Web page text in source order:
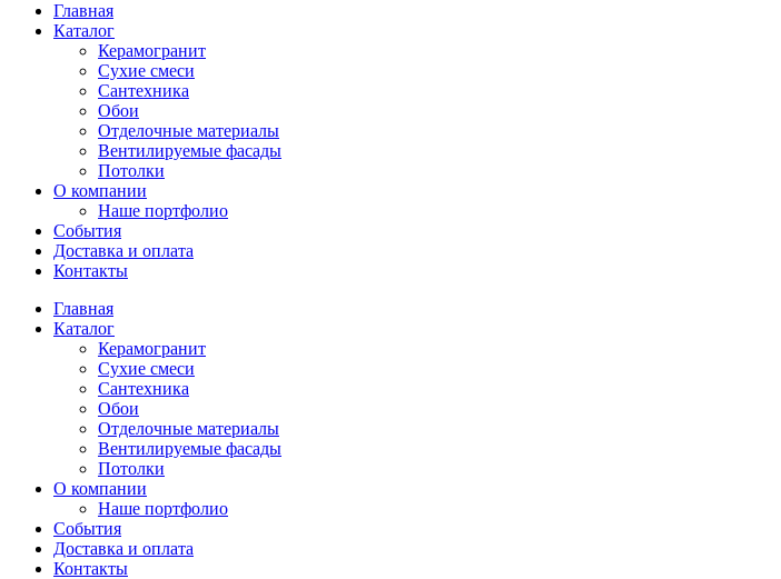
Главная
Каталог
Керамогранит
Сухие смеси
Сантехника
Обои
Отделочные материалы
Вентилируемые фасады
Потолки
О компании
Наше портфолио
События
Доставка и оплата
Контакты
Главная
Каталог
Керамогранит
Сухие смеси
Сантехника
Обои
Отделочные материалы
Вентилируемые фасады
Потолки
О компании
Наше портфолио
События
Доставка и оплата
Контакты